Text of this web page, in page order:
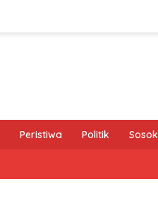
Peristiwa Politik Sosok